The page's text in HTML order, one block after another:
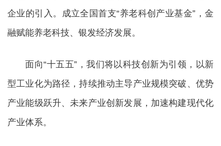
企业的引入。成立全国首支“养老科创产业基金”，金
融赋能养老科技、银发经济发展。
面向“十五五”，我们将以科技创新为引领，以新
型工业化为路径，持续推动主导产业规模突破、优势
产业能级跃升、未来产业创新发展，加速构建现代化
产业体系。